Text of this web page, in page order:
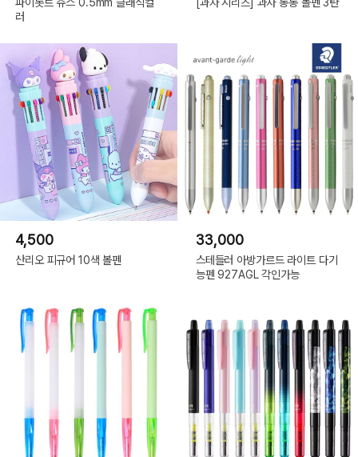
러
4,500
산리오 피규어 10색 볼펜
33,000
스테들러 아방가르드 라이트 다기
능펜 927AGL 각인가능